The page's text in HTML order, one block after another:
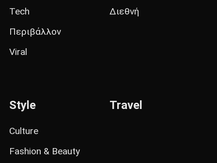
Tech
Περιβάλλον
Viral
Διεθνή
Style
Culture
Fashion & Beauty
Travel